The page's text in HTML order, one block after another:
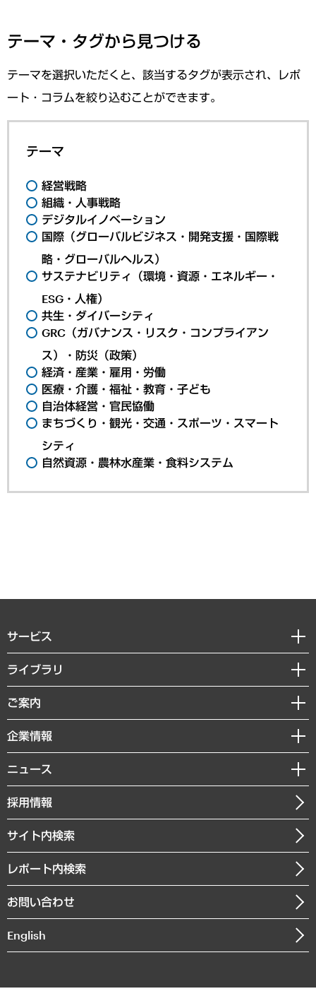
テーマ・タグから見つける
テーマを選択いただくと、該当するタグが表示され、レポ
ート・コラムを絞り込むことができます。
テーマ
経営戦略
組織・人事戦略
デジタルイノベーション
国際（グローバルビジネス・開発支援・国際戦
略・グローバルヘルス）
サステナビリティ（環境・資源・エネルギー・
ESG・人権）
共生・ダイバーシティ
GRC（ガバナンス・リスク・コンプライアン
ス）・防災（政策）
経済・産業・雇用・労働
医療・介護・福祉・教育・子ども
自治体経営・官民協働
まちづくり・観光・交通・スポーツ・スマート
シティ
自然資源・農林水産業・食料システム
サービス
経営戦略
組織・人事戦略
デジタルイノベーション
共生・ダイバーシティ
GRC（ガバナンス・リスク・コンプライアンス）・防災（政策）
経済・産業・雇用・労働
まちづくり・観光・交通・スポーツ・スマートシティ
自然資源・農林水産業・食料システム
ライブラリ
経済調査
レポート
コラム
経営用語集
受託・受注実績（官公庁関連）
メディア掲載・出演
ご案内
セミナー・イベント情報
MUFGビジネスセミナー
受託案件情報
企業情報
私たちの想い
社長メッセージ
会社概要
沿革
組織図・本部部室紹介
インドネシア現地法人
個人情報保護方針
ニュース
ニュースリリース
お知らせ
採用情報
サイト内検索
レポート内検索
お問い合わせ
English